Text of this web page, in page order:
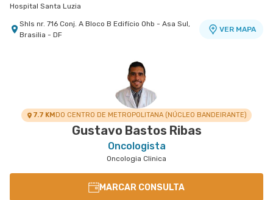
Hospital Santa Luzia
Shls nr. 716 Conj. A Bloco B Edifício Ohb - Asa Sul,
Brasilia - DF
VER MAPA
Shls nr. 716 Blobo B Conjunto A Edificio Ohb
Quinto Andar - Asa Sul, Brasilia - DF
Sgas nr. 914 - Asa Sul, Brasilia - DF
Shln nr. 516 Conj. D Subsolo - Asa Norte, Brasilia -
7.7 KMDO CENTRO DE METROPOLITANA (NÚCLEO BANDEIRANTE)
Gustavo Bastos Ribas
Oncologista
Oncologia Clinica
MARCAR CONSULTA